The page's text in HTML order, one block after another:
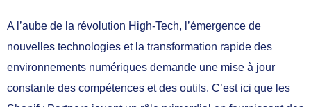
A l’aube de la révolution High-Tech, l’émergence de
nouvelles technologies et la transformation rapide des
environnements numériques demande une mise à jour
constante des compétences et des outils. C’est ici que les